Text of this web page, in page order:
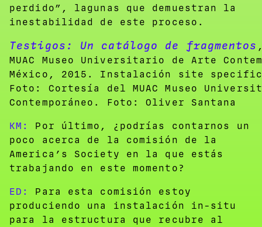
perdido”, lagunas que demuestran la
inestabilidad de este proceso.
Testigos: Un catálogo de fragmentos
MUAC Museo Universitario de Arte
México, 2015. Instalación site
Foto: Cortesía del MUAC Museo
Contemporáneo. Foto: Oliver Santana
KM:
Por último, ¿podrías contarnos un
poco acerca de la comisión de la
America’s Society en la que estás
trabajando en este momento?
ED:
Para esta comisión estoy
produciendo una instalación in-situ
para la estructura que recubre al